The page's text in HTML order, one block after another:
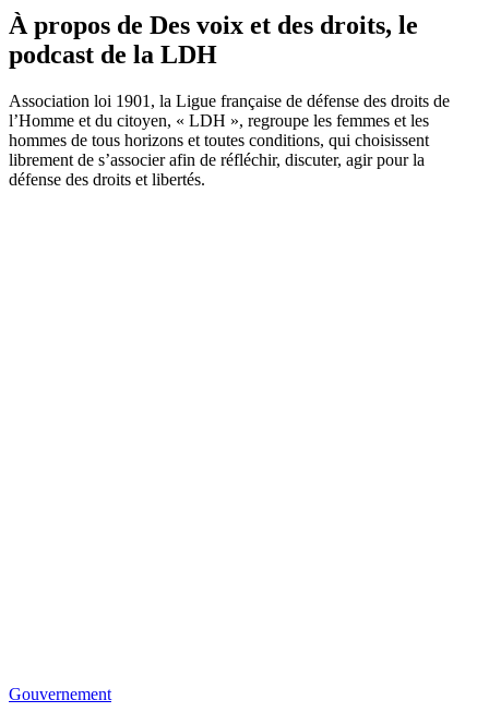
À propos de Des voix et des droits, le
podcast de la LDH
Association loi 1901, la Ligue française de défense des droits de
l’Homme et du citoyen, « LDH », regroupe les femmes et les
hommes de tous horizons et toutes conditions, qui choisissent
librement de s’associer afin de réfléchir, discuter, agir pour la
défense des droits et libertés.
Gouvernement